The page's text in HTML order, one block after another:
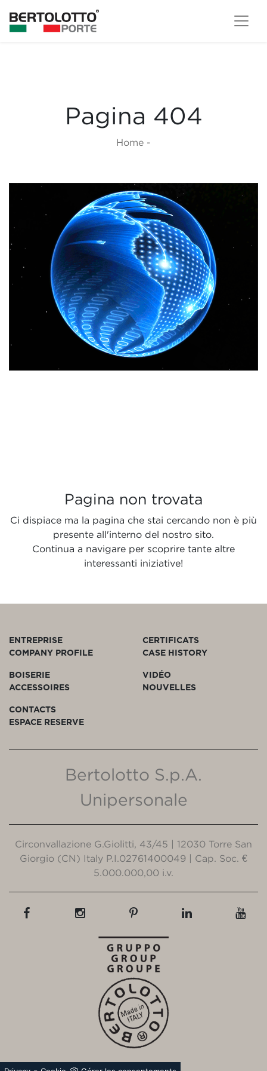
Pagina 404
Home -
Pagina non trovata
Ci dispiace ma la pagina che stai cercando non è più
presente all'interno del nostro sito.
Continua a navigare per scoprire tante altre
interessanti iniziative!
ENTREPRISE
COMPANY PROFILE
CERTIFICATS
CASE HISTORY
BOISERIE
ACCESSOIRES
VIDÉO
NOUVELLES
CONTACTS
ESPACE RESERVE
Bertolotto S.p.A.
Unipersonale
Circonvallazione G.Giolitti, 43/45 | 12030 Torre San
Giorgio (CN) Italy P.I.02761400049 | Cap. Soc. €
5.000.000,00 i.v.